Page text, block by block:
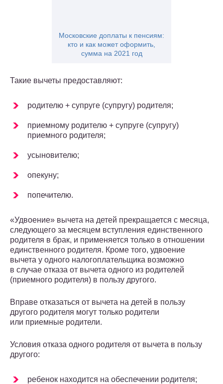
Московские доплаты к пенсиям:
кто и как может оформить,
сумма на 2021 год
Такие вычеты предоставляют:
родителю + супруге (супругу) родителя;
приемному родителю + супруге (супругу)
приемного родителя;
усыновителю;
опекуну;
попечителю.
«Удвоение» вычета на детей прекращается с месяца,
следующего за месяцем вступления единственного
родителя в брак, и применяется только в отношении
единственного родителя. Кроме того, удвоение
вычета у одного налогоплательщика возможно
в случае отказа от вычета одного из родителей
(приемного родителя) в пользу другого.
Вправе отказаться от вычета на детей в пользу
другого родителя могут только родители
или приемные родители.
Условия отказа одного родителя от вычета в пользу
другого:
ребенок находится на обеспечении родителя;